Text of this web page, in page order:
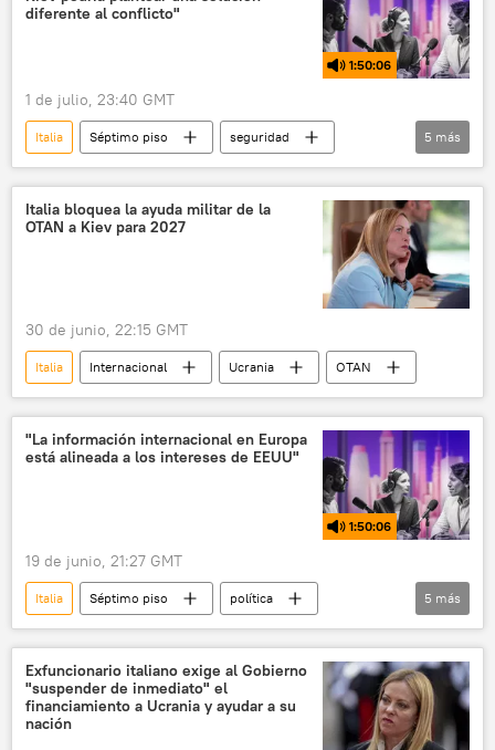
diferente al conflicto"
1:50:06
1 de julio, 23:40 GMT
Italia Séptimo piso
seguridad
Volodímir Zelenski
Emmanuel Macron
Ucrania
Unión Europea (UE) OTAN
5 más
Italia bloquea la ayuda militar de la
OTAN a Kiev para 2027
30 de junio, 22:15 GMT
Italia Internacional Ucrania OTAN
"La información internacional en Europa
está alineada a los intereses de EEUU"
1:50:06
19 de junio, 21:27 GMT
Italia Séptimo piso
política
seguridad
Donald Trump
Giorgia Meloni
Ucrania G7
5 más
Exfuncionario italiano exige al Gobierno
"suspender de inmediato" el
financiamiento a Ucrania y ayudar a su
nación